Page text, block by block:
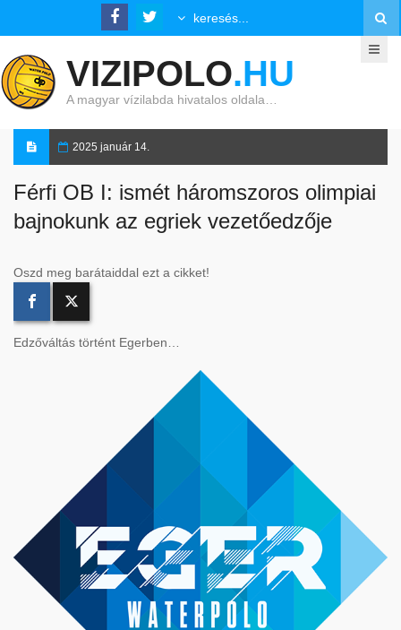
VIZIPOLO.HU
A magyar vízilabda hivatalos oldala…
2025 január 14.
Férfi OB I: ismét háromszoros olimpiai
bajnokunk az egriek vezetőedzője
Oszd meg barátaiddal ezt a cikket!
Edzőváltás történt Egerben…